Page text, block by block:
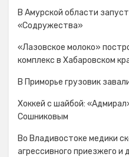
В Амурской области
«Содружества»
«Лазовское молоко»
комплекс в Хабаровском
В Приморье грузовик
Хоккей с шайбой:
Сошниковым
Во Владивостоке медики
агрессивного приезжего и